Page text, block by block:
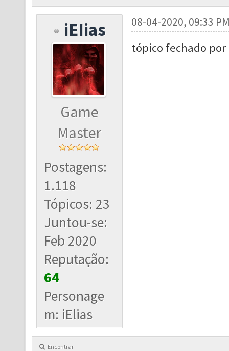
iEIias
Game
Master
Postagens:
1.118
Tópicos: 23
Juntou-se:
Feb 2020
Reputação:
64
Personage
m: iElias
08-04-2020, 09:33
tópico fechado
Encontrar